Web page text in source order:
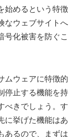
始めるという特徴
なウェブサイトへ
号化被害を防ぐこ
ムウェアに特徴的
停止する機能を持
べきでしょう。す
に挙げた機能はあ
あるので、まずは